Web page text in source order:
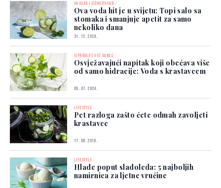
UKUSAN I JEDNOSTAVAN
Ova voda hit je u svijetu: Topi salo sa
stomaka i smanjuje apetit za samo
nekoliko dana
31. 12. 2024.
ISPROBAJTE VEĆ DANAS
Osvježavajući napitak koji obećava više
od samo hidracije: Voda s krastavcem
05. 07. 2024.
LIFESTYLE
Pet razloga zašto ćete odmah zavoljeti
krastavce
17. 08. 2018.
LIFESTYLE
Hlade poput sladoleda: 5 najboljih
namirnica za ljetne vrućine